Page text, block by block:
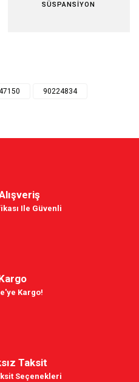
SÜSPANSİYON
90224834
Ile Güvenli
Kargo!
Taksit
Seçenekleri